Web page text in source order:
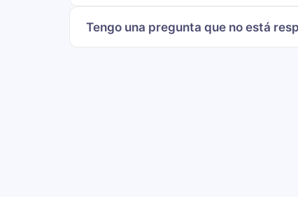
Tengo una pregunta que no está